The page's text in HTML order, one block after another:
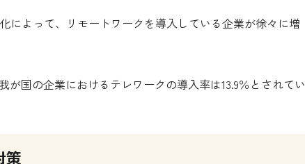
によって、リモートワークを導入している企業が徐々に増
が国の企業におけるテレワークの導入率は13.9％とされてい
策